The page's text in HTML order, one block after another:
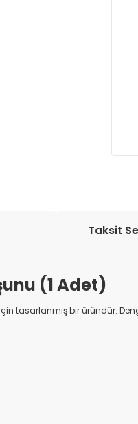
Taksit
(1 Adet)
tasarlanmış bir üründür.